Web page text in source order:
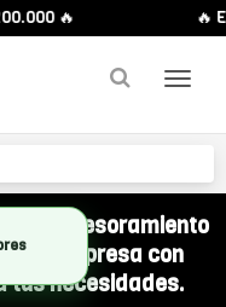
🔥 🔥
asesoramiento
tu empresa con
tus necesidades.